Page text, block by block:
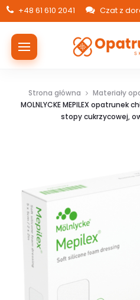
+48 61 610 2041 Czat z
Strona główna Materiały
MOLNLYCKE MEPILEX opatrunek
stopy cukrzycowej,